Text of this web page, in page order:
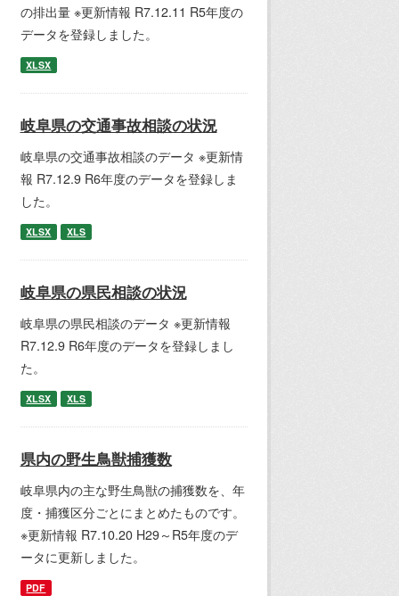
の排出量 ※更新情報 R7.12.11 R5年度の
データを登録しました。
XLSX
岐阜県の交通事故相談の状況
岐阜県の交通事故相談のデータ ※更新情
報 R7.12.9 R6年度のデータを登録しま
した。
XLSX XLS
岐阜県の県民相談の状況
岐阜県の県民相談のデータ ※更新情報
R7.12.9 R6年度のデータを登録しまし
た。
XLSX XLS
県内の野生鳥獣捕獲数
岐阜県内の主な野生鳥獣の捕獲数を、年
度・捕獲区分ごとにまとめたものです。
※更新情報 R7.10.20 H29～R5年度のデ
ータに更新しました。
PDF